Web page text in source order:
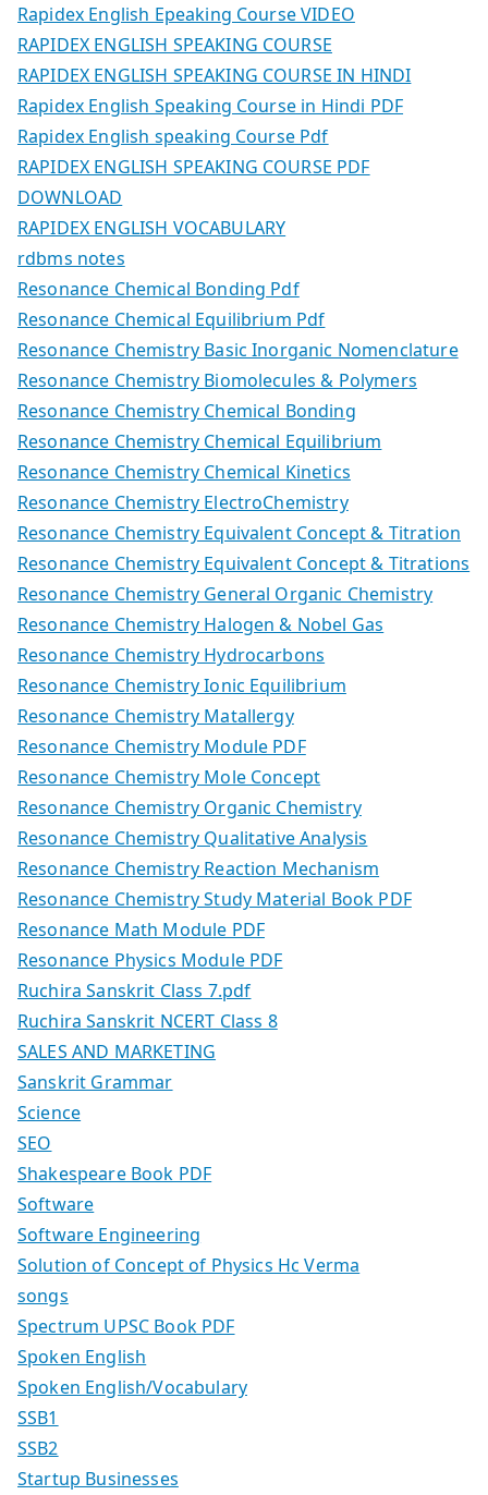
Rapidex English Epeaking Course VIDEO
RAPIDEX ENGLISH SPEAKING COURSE
RAPIDEX ENGLISH SPEAKING COURSE IN HINDI
Rapidex English Speaking Course in Hindi PDF
Rapidex English speaking Course Pdf
RAPIDEX ENGLISH SPEAKING COURSE PDF
DOWNLOAD
RAPIDEX ENGLISH VOCABULARY
rdbms notes
Resonance Chemical Bonding Pdf
Resonance Chemical Equilibrium Pdf
Resonance Chemistry Basic Inorganic Nomenclature
Resonance Chemistry Biomolecules & Polymers
Resonance Chemistry Chemical Bonding
Resonance Chemistry Chemical Equilibrium
Resonance Chemistry Chemical Kinetics
Resonance Chemistry ElectroChemistry
Resonance Chemistry Equivalent Concept & Titration
Resonance Chemistry Equivalent Concept & Titrations
Resonance Chemistry General Organic Chemistry
Resonance Chemistry Halogen & Nobel Gas
Resonance Chemistry Hydrocarbons
Resonance Chemistry Ionic Equilibrium
Resonance Chemistry Matallergy
Resonance Chemistry Module PDF
Resonance Chemistry Mole Concept
Resonance Chemistry Organic Chemistry
Resonance Chemistry Qualitative Analysis
Resonance Chemistry Reaction Mechanism
Resonance Chemistry Study Material Book PDF
Resonance Math Module PDF
Resonance Physics Module PDF
Ruchira Sanskrit Class 7.pdf
Ruchira Sanskrit NCERT Class 8
SALES AND MARKETING
Sanskrit Grammar
Science
SEO
Shakespeare Book PDF
Software
Software Engineering
Solution of Concept of Physics Hc Verma
songs
Spectrum UPSC Book PDF
Spoken English
Spoken English/Vocabulary
SSB1
SSB2
Startup Businesses